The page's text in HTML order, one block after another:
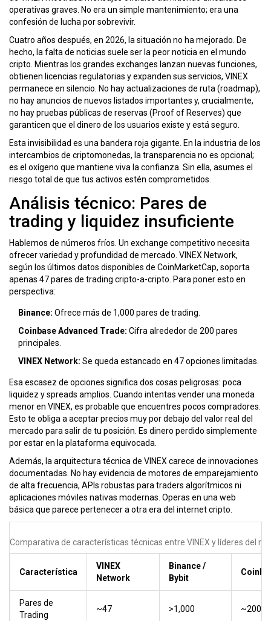
operativas graves. No era un simple mantenimiento; era una
confesión de lucha por sobrevivir.
Cuatro años después, en 2026, la situación no ha mejorado. De
hecho, la falta de noticias suele ser la peor noticia en el mundo
cripto. Mientras los grandes exchanges lanzan nuevas funciones,
obtienen licencias regulatorias y expanden sus servicios, VINEX
permanece en silencio. No hay actualizaciones de ruta (roadmap),
no hay anuncios de nuevos listados importantes y, crucialmente,
no hay pruebas públicas de reservas (Proof of Reserves) que
garanticen que el dinero de los usuarios existe y está seguro.
Esta invisibilidad es una bandera roja gigante. En la industria de los
intercambios de criptomonedas, la transparencia no es opcional;
es el oxígeno que mantiene viva la confianza. Sin ella, asumes el
riesgo total de que tus activos estén comprometidos.
Análisis técnico: Pares de
trading y liquidez insuficiente
Hablemos de números fríos. Un exchange competitivo necesita
ofrecer variedad y profundidad de mercado. VINEX Network,
según los últimos datos disponibles de CoinMarketCap, soporta
apenas 47 pares de trading cripto-a-cripto. Para poner esto en
perspectiva:
Binance: Ofrece más de 1,000 pares de trading.
Coinbase Advanced Trade: Cifra alrededor de 200 pares
principales.
VINEX Network: Se queda estancado en 47 opciones limitadas.
Esa escasez de opciones significa dos cosas peligrosas: poca
liquidez y spreads amplios. Cuando intentas vender una moneda
menor en VINEX, es probable que encuentres pocos compradores.
Esto te obliga a aceptar precios muy por debajo del valor real del
mercado para salir de tu posición. Es dinero perdido simplemente
por estar en la plataforma equivocada.
Además, la arquitectura técnica de VINEX carece de innovaciones
documentadas. No hay evidencia de motores de emparejamiento
de alta frecuencia, APIs robustas para traders algorítmicos ni
aplicaciones móviles nativas modernas. Operas en una web
básica que parece pertenecer a otra era del internet cripto.
Comparativa de características técnicas entre VINEX y líderes del
Característica
VINEX
Network
Binance /
Bybit
Pares de
Trading
~47 >1,000 ~200